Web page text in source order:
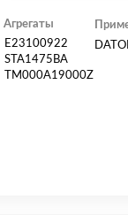
Агрегаты
E23100922
STA1475BA
TM000A19000Z